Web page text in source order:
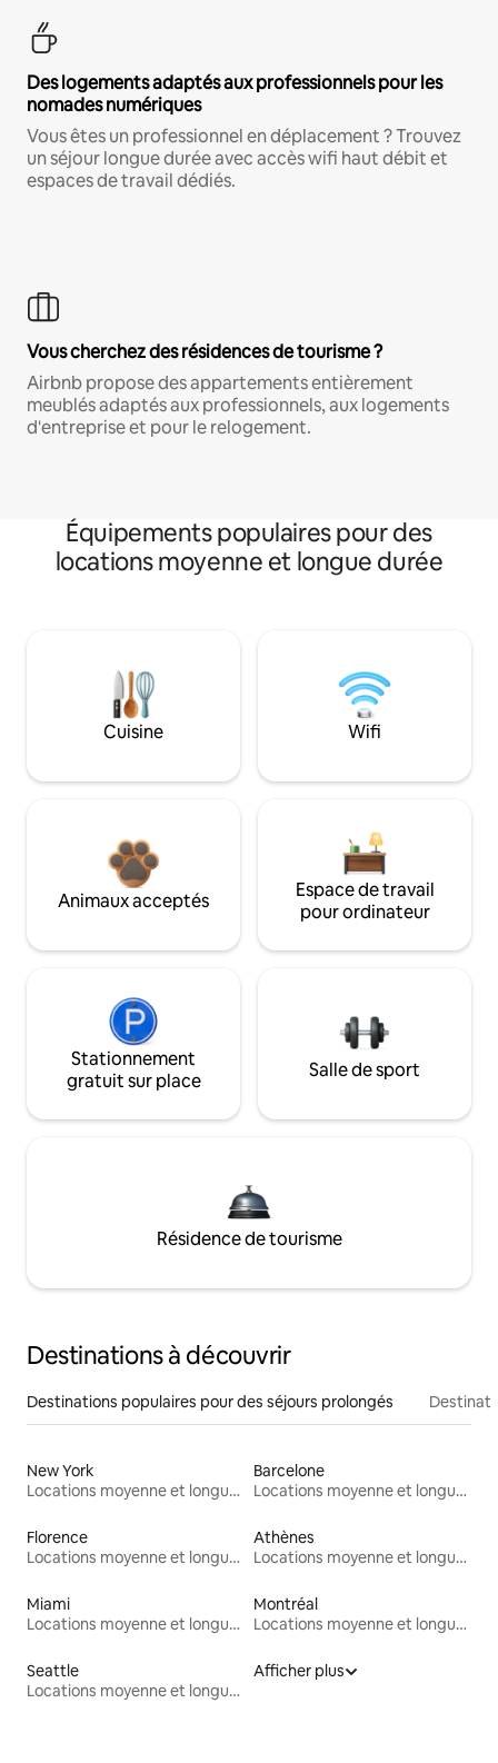
Des logements adaptés aux professionnels pour les
nomades numériques
Vous êtes un professionnel en déplacement ? Trouvez
un séjour longue durée avec accès wifi haut débit et
espaces de travail dédiés.
Vous cherchez des résidences de tourisme ?
Airbnb propose des appartements entièrement
meublés adaptés aux professionnels, aux logements
d'entreprise et pour le relogement.
Équipements populaires pour des
locations moyenne et longue durée
Cuisine Wifi
Animaux acceptés
Espace de travail
pour ordinateur
Stationnement
gratuit sur place
Salle de sport
Résidence de tourisme
Destinations à découvrir
Destinations populaires pour des séjours prolongés
New York
Locations moyenne et longue durée
Barcelone
Locations moyenne et longue durée
Florence
Locations moyenne et longue durée
Athènes
Locations moyenne et longue durée
Miami
Locations moyenne et longue durée
Montréal
Locations moyenne et longue durée
Seattle
Locations moyenne et longue durée
Afficher plus